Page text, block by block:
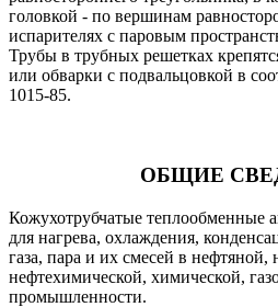
головкой - по вершинам
испарителях с паровым
Трубы в трубных решетках
или обварки с подвальцовкой в
1015-85.
ОБЩИЕ
Кожухотрубчатые теплообменные
для нагрева, охлаждения,
газа, пара и их смесей в
нефтехимической, химической,
промышленности.